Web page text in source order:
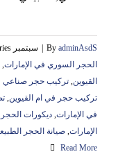
By adminAsdS سبتمبر 28th, 2021
الحجر السوري في الإمارات,
القيوين, تركيب حجر صناعي
تركيب حجر في ام القيوين,
في الإمارات, ديكورات
الإمارات, صيانة الحجر
Read More